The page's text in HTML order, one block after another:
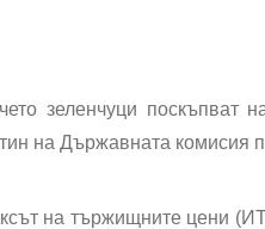
зеленчуци поскъпват
на Държавната комисия
на тържищните цени